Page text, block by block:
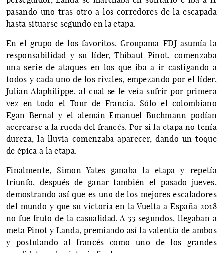
pasando uno tras otro a los corredores de la escapada
hasta situarse segundo en la etapa.
En el grupo de los favoritos, Groupama-FDJ asumía la
responsabilidad y su líder, Thibaut Pinot, comenzaba
una serie de ataques en los que iba a ir castigando a
todos y cada uno de los rivales, empezando por el líder,
Julian Alaphilippe, al cual se le veía sufrir por primera
vez en todo el Tour de Francia. Sólo el colombiano
Egan Bernal y el alemán Emanuel Buchmann podían
acercarse a la rueda del francés. Por si la etapa no tenía
dureza, la lluvia comenzaba aparecer, dando un toque
de épica a la etapa.
Finalmente, Simon Yates ganaba la etapa y repetía
triunfo, después de ganar también el pasado jueves,
demostrando así que es uno de los mejores escaladores
del mundo y que su victoria en la Vuelta a España 2018
no fue fruto de la casualidad. A 33 segundos, llegaban a
meta Pinot y Landa, premiando así la valentía de ambos
y postulando al francés como uno de los grandes